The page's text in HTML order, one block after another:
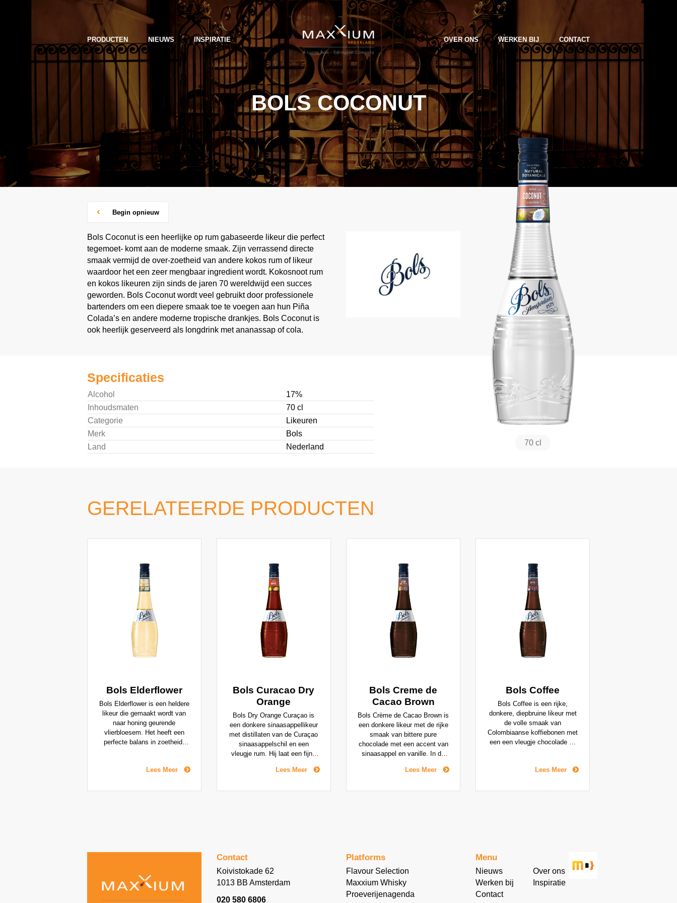
PRODUCTEN NIEUWS INSPIRATIE OVER ONS WERKEN BIJ CONTACT
BOLS COCONUT
Begin opnieuw
Bols Coconut is een heerlijke op rum gabaseerde likeur die perfect
tegemoet- komt aan de moderne smaak. Zijn verrassend directe
smaak vermijd de over-zoetheid van andere kokos rum of likeur
waardoor het een zeer mengbaar ingredient wordt. Kokosnoot rum
en kokos likeuren zijn sinds de jaren 70 wereldwijd een succes
geworden. Bols Coconut wordt veel gebruikt door professionele
bartenders om een diepere smaak toe te voegen aan hun Piña
Colada’s en andere moderne tropische drankjes. Bols Coconut is
ook heerlijk geserveerd als longdrink met ananassap of cola.
Specificaties
Alcohol
17%
Inhoudsmaten
70 cl
Categorie
Likeuren
Merk
Bols
Land
Nederland 70 cl
GERELATEERDE PRODUCTEN
Bols Elderflower
Bols Elderflower is een heldere
likeur die gemaakt wordt van
naar honing geurende
vlierbloesem. Het heeft een
perfecte balans in zoetheid,
beroemde cocktails zoals de
heerlijk over ijs of als Spritz.
Lees Meer
Bols Curacao Dry
Orange
Bols Dry Orange Curaçao is
een donkere sinaasappellikeur
met distillaten van de Curaçao
sinaasappelschil en een
vleugje rum. Hij laat een fijne
met als tegenwicht fruitig zoet
afdronk. Soms overschaduwd
Lees Meer
Bols Creme de
Cacao Brown
Bols Crème de Cacao Brown is
een donkere likeur met de rijke
smaak van bittere pure
chocolade met een accent van
sinaasappel en vanille. In de
Cacao hoofdzakelijk gebruikt in
laatste tijd bleek deze ook
Lees Meer
Bols Coffee
Bols Coffee is een rijke,
donkere, diepbruine likeur met
de volle smaak van
Colombiaanse koffiebonen met
een een vleugje chocolade en
koffielikeuren daarnaast heeft
of zelfs bittere koffiesmaak,
Lees Meer
Contact
Koivistokade 62
1013 BB Amsterdam
020 580 6806
Platforms
Flavour Selection
Maxxium Whisky
Proeverijenagenda
Menu
Nieuws
Over ons
Werken bij
Inspiratie
Contact